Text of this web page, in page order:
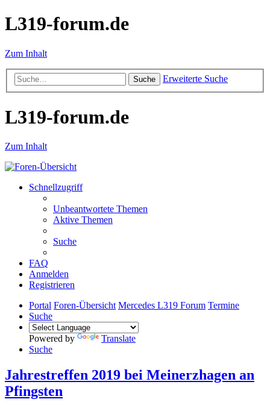
L319-forum.de
Zum Inhalt
Suche Erweiterte Suche
L319-forum.de
Zum Inhalt
Schnellzugriff
Unbeantwortete Themen
Aktive Themen
Suche
FAQ
Anmelden
Registrieren
Portal Foren-Übersicht Mercedes L319 Forum Termine
Suche
Powered by
Translate
Suche
Jahrestreffen 2019 bei Meinerzhagen an
Pfingsten